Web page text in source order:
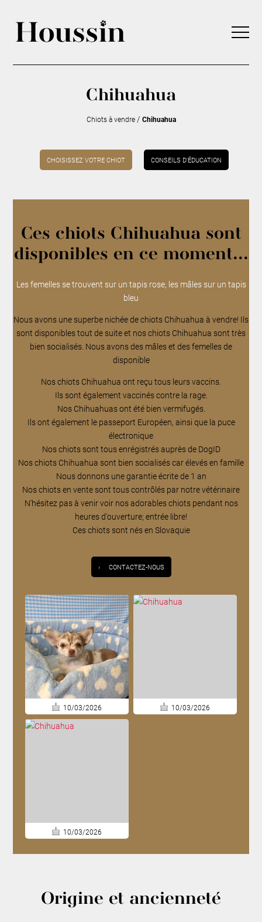
Chihuahua
Chiots à vendre/ Chihuahua
CHOISISSEZ VOTRE CHIOT CONSEILS D’ÉDUCATION
Ces chiots Chihuahua sont
disponibles en ce moment...
Les femelles se trouvent sur un tapis rose, les mâles sur un tapis
bleu
Nous avons une superbe nichée de chiots Chihuahua à vendre! Ils
sont disponibles tout de suite et nos chiots Chihuahua sont très
bien socialisés. Nous avons des mâles et des femelles de
disponible
Nos chiots Chihuahua ont reçu tous leurs vaccins.
Ils sont également vaccinés contre la rage.
Nos Chihuahuas ont été bien vermifugés.
Ils ont également le passeport Européen, ainsi que la puce
électronique
Nos chiots sont tous enrégistrés auprès de DogID
Nos chiots Chihuahua sont bien socialisés car élevés en famille
Nous donnons une garantie écrite de 1 an
Nos chiots en vente sont tous contrôlés par notre vétérinaire
N'hésitez pas à venir voir nos adorables chiots pendant nos
heures d'ouverture; entrée libre!
Ces chiots sont nés en Slovaquie
› CONTACTEZ-NOUS
10/03/2026 10/03/2026
10/03/2026
Origine et ancienneté